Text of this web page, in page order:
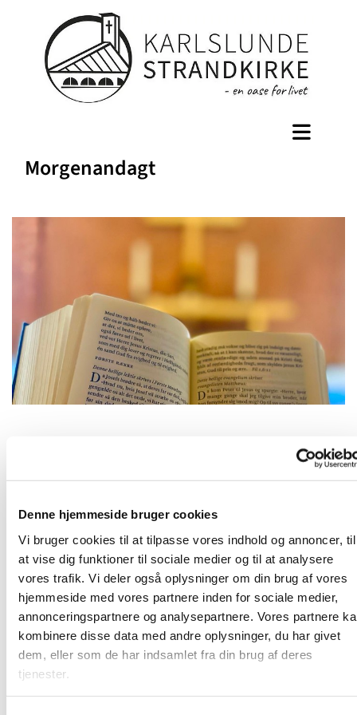
Denne hjemmeside bruger cookies
Vi bruger cookies til at tilpasse vores indhold og annoncer, til
at vise dig funktioner til sociale medier og til at analysere
vores trafik. Vi deler også oplysninger om din brug af vores
hjemmeside med vores partnere inden for sociale medier,
annonceringspartnere og analysepartnere. Vores partnere
kombinere disse data med andre oplysninger, du har givet
dem, eller som de har indsamlet fra din brug af deres
tjenester.
Morgenandagt
Fredag 15. oktober 2027, kl. 09:00
2690 Karlslunde
Frivillige og ansatte mødes til morgenandagt. Her taler vi
om det, som vi gerne vil have bedt en bøn for, og vi synger
et par sange. Bagefter er der kaffe. Vi sidder i "bunden" af
kirkerummet (sideskibet) - så kom ind og vær med!